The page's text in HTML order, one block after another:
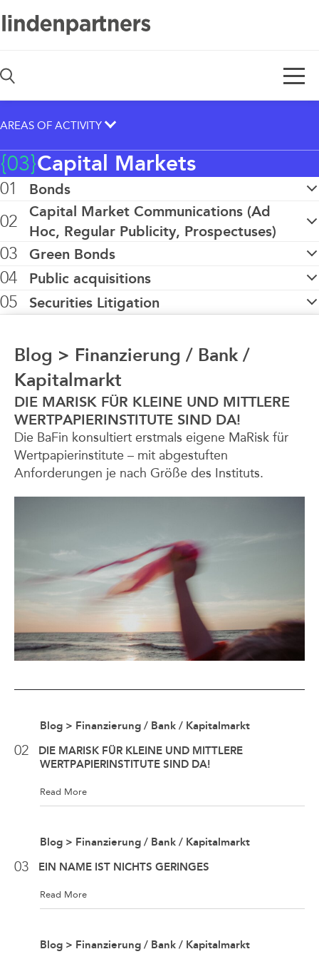
De
AREAS OF ACTIVITY
{01}Asset Management
{02} Banking
{03} Capital Markets
{04} Code & Software
{06}Corporate Finance / Restructuring
{07}Crypto / DLT
{08}Data
Dispute Resolution
{11} Public Law
{12}Real Estate
{13}Tax
{03}Capital Markets
01 Bonds
02
Capital Market Communications (Ad
Hoc, Regular Publicity, Prospectuses)
03 Green Bonds
04 Public acquisitions
05 Securities Litigation
Blog > Finanzierung / Bank /
Kapitalmarkt
DIE MARISK FÜR KLEINE UND MITTLERE
WERTPAPIERINSTITUTE SIND DA!
Die BaFin konsultiert erstmals eigene MaRisk für
Wertpapierinstitute – mit abgestuften
Anforderungen je nach Größe des Instituts.
Blog > Finanzierung / Bank / Kapitalmarkt
02
DIE MARISK FÜR KLEINE UND MITTLERE
WERTPAPIERINSTITUTE SIND DA!
Read More
Blog > Finanzierung / Bank / Kapitalmarkt
03 EIN NAME IST NICHTS GERINGES
Read More
Blog > Finanzierung / Bank / Kapitalmarkt